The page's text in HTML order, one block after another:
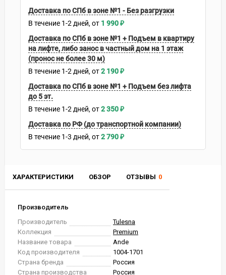
ХАРАКТЕРИСТИКИ ОБЗОР ОТЗЫВЫ 0
Производитель
Производитель
Tulesna
Коллекция
Premium
Название товара
Ande
Код производителя
1004-1701
Страна бренда
Россия
Страна производства
Россия
Доставка по СПб в зоне №1 - Без разгрузки
В течение 1-2 дней 1 990₽
Доставка по СПб в зоне №1 + Подъем в квартиру
на лифте, либо занос в частный дом на 1 этаж
(пронос не более 30 м)
В течение 1-2 дней 2 190₽
Доставка по СПб в зоне №1 + Подъем без лифта
до 5 эт.
В течение 1-2 дней 2 350₽
Доставка по РФ (до транспортной компании)
В течение 1-3 дней 2 790₽